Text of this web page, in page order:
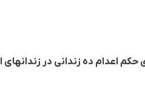
حکم اعدام دە زندانی در